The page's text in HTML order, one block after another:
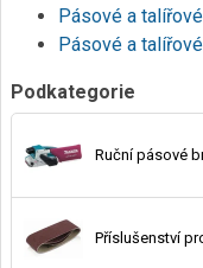
Pásové a
Pásové a
Podkategorie
Ruční pásové
Příslušenství